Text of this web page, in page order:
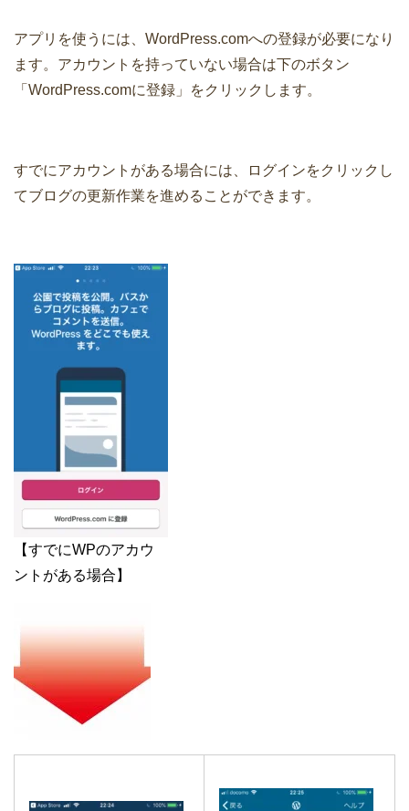
アプリを使うには、WordPress.comへの登録が必要になり
ます。アカウントを持っていない場合は下のボタン
「WordPress.comに登録」をクリックします。
すでにアカウントがある場合には、ログインをクリックし
てブログの更新作業を進めることができます。
【すでにWPのアカウ
ントがある場合】